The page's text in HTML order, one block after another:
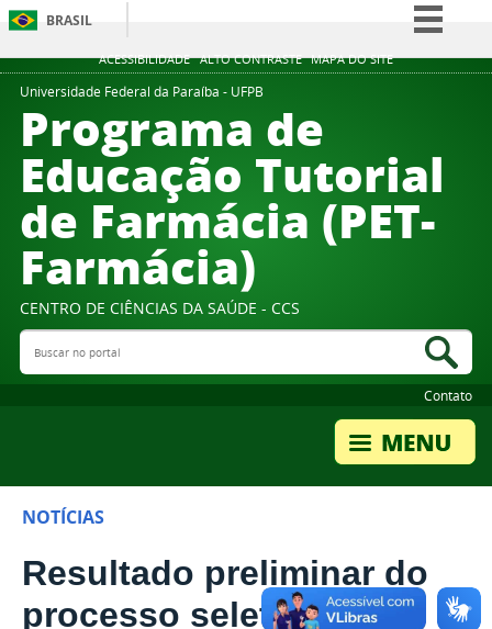
ACESSIBILIDADE ALTO CONTRASTE MAPA DO SITE
BRASIL
Simplifique!
Participe
Acesso à informação
Legislação
Canais
Universidade Federal da Paraíba - UFPB
Programa de
Educação Tutorial
de Farmácia (PET-
Farmácia)
CENTRO DE CIÊNCIAS DA SAÚDE - CCS
Buscar no portal
Contato
NOTÍCIAS
Resultado preliminar do
processo seletivo PET-